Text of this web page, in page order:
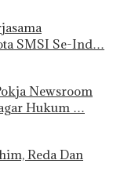
SMSI Se-Ind…
Newsroom
Hukum …
Reda Dan